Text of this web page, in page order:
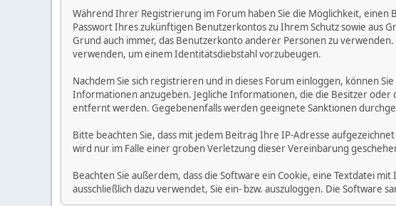
Während Ihrer Registrierung im Forum haben Sie die Möglichkeit, einen
Passwort Ihres zukünftigen Benutzerkontos zu Ihrem Schutz sowie aus
Grund auch immer, das Benutzerkonto anderer Personen zu
verwenden, um einem Identitätsdiebstahl vorzubeugen.
Nachdem Sie sich registrieren und in dieses Forum einloggen, können
Informationen anzugeben. Jegliche Informationen, die die Besitzer
entfernt werden. Gegebenenfalls werden geeignete Sanktionen
Bitte beachten Sie, dass mit jedem Beitrag Ihre IP-Adresse
wird nur im Falle einer groben Verletzung dieser Vereinbarung
Beachten Sie außerdem, dass die Software ein Cookie, eine Textdatei
ausschließlich dazu verwendet, Sie ein- bzw. auszuloggen. Die